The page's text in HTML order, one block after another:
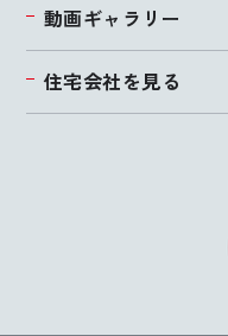
動画ギャラリー
住宅会社を見る